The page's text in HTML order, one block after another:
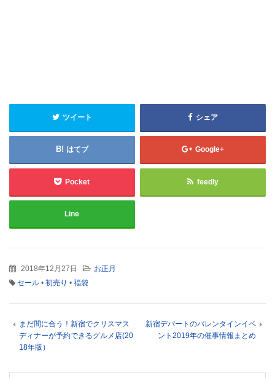
ツイート シェア
はてブ Google+
Pocket feedly
Line
2018年12月27日
お正月
セール • 初売り • 福袋
まだ間に合う！新宿でクリスマス
ディナーが予約できるグルメ店(20
18年版）
新宿デパートのバレンタインイベ
ント2019年の催事情報まとめ